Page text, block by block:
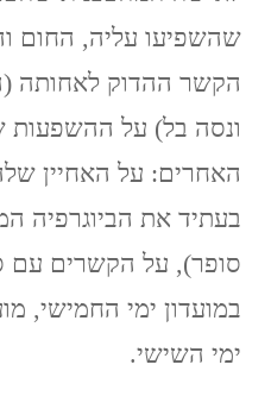
שהשפיעו עליה, החום
הקשר ההדוק לאחותה
ונסה בל) על ההשפעות
האחרים: על האחיין
בעתיד את הביוגרפיה
סופר), על הקשרים עם
במועדון ימי החמישי,
ימי השישי.